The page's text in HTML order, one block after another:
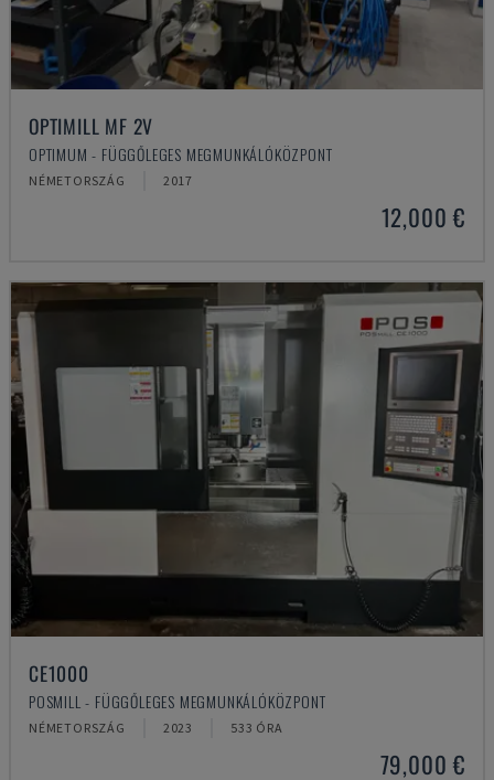
OPTIMILL MF 2V
OPTIMUM - FÜGGŐLEGES MEGMUNKÁLÓKÖZPONT
NÉMETORSZÁG 2017
12,000 €
CE1000
POSMILL - FÜGGŐLEGES MEGMUNKÁLÓKÖZPONT
NÉMETORSZÁG 2023 533 ÓRA
79,000 €